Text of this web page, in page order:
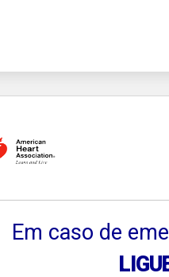
Em caso de